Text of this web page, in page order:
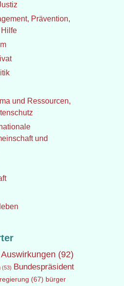
Prävention,
und Ressourcen,
und
Auswirkungen (92)
(53) Bundespräsident
(67) bürger